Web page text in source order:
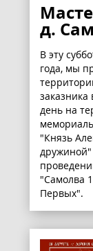
д.
В эту
года, мы
заказника
день на
"Князь
дружиной"
"Самолва
Первых".